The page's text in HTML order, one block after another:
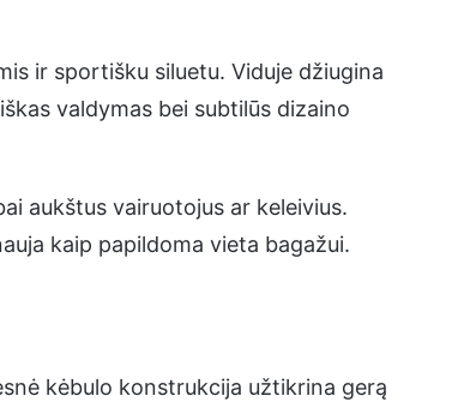
ir sportišku siluetu. Viduje džiugina
valdymas bei subtilūs dizaino
aukštus vairuotojus ar keleivius.
kaip papildoma vieta bagažui.
kėbulo konstrukcija užtikrina gerą